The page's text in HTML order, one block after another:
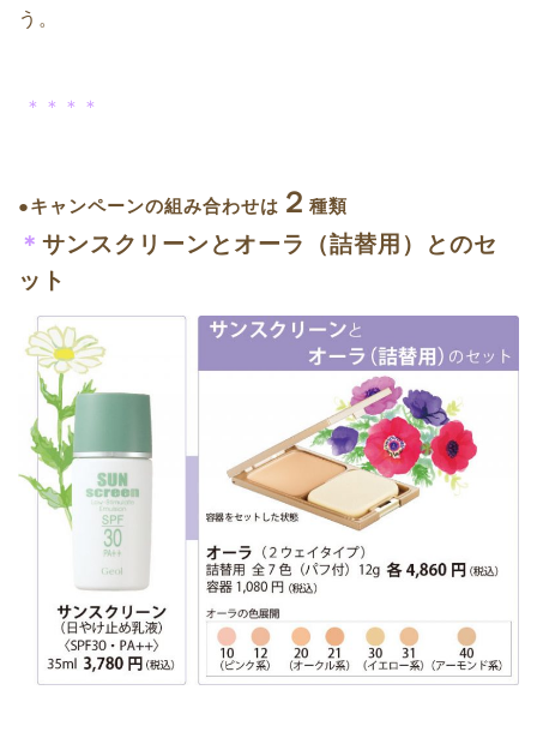
う。
＊＊＊＊
●キャンペーンの組み合わせは ２ 種類
＊ サンスクリーンとオーラ（詰替用）とのセ
ット